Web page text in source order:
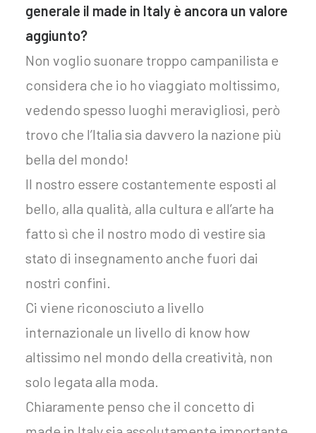
generale il made in Italy è ancora un valore
aggiunto?
Non voglio suonare troppo campanilista e
considera che io ho viaggiato moltissimo,
vedendo spesso luoghi meravigliosi, però
trovo che l’Italia sia davvero la nazione più
bella del mondo!
Il nostro essere costantemente esposti al
bello, alla qualità, alla cultura e all’arte ha
fatto sì che il nostro modo di vestire sia
stato di insegnamento anche fuori dai
nostri confini.
Ci viene riconosciuto a livello
internazionale un livello di know how
altissimo nel mondo della creatività, non
solo legata alla moda.
Chiaramente penso che il concetto di